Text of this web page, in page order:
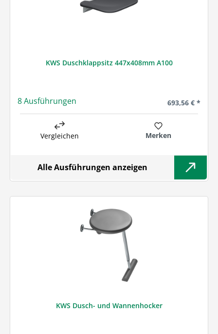
KWS Duschklappsitz 447x408mm A100
8 Ausführungen Regulärer
693,56 € *
Vergleichen Merken
Alle Ausführungen anzeigen
KWS Dusch- und Wannenhocker